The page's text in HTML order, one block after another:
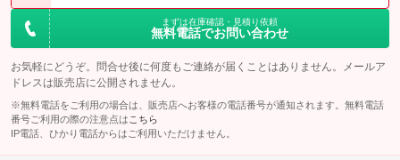
まずは在庫確認・見積り依頼
無料電話でお問い合わせ
お気軽にどうぞ。問合せ後に何度もご連絡が届くことはありません。メールア
ドレスは販売店に公開されません。
※無料電話をご利用の場合は、販売店へお客様の電話番号が通知されます。無料電話
番号ご利用の際の注意点は こちら
IP電話、ひかり電話からはご利用いただけません。